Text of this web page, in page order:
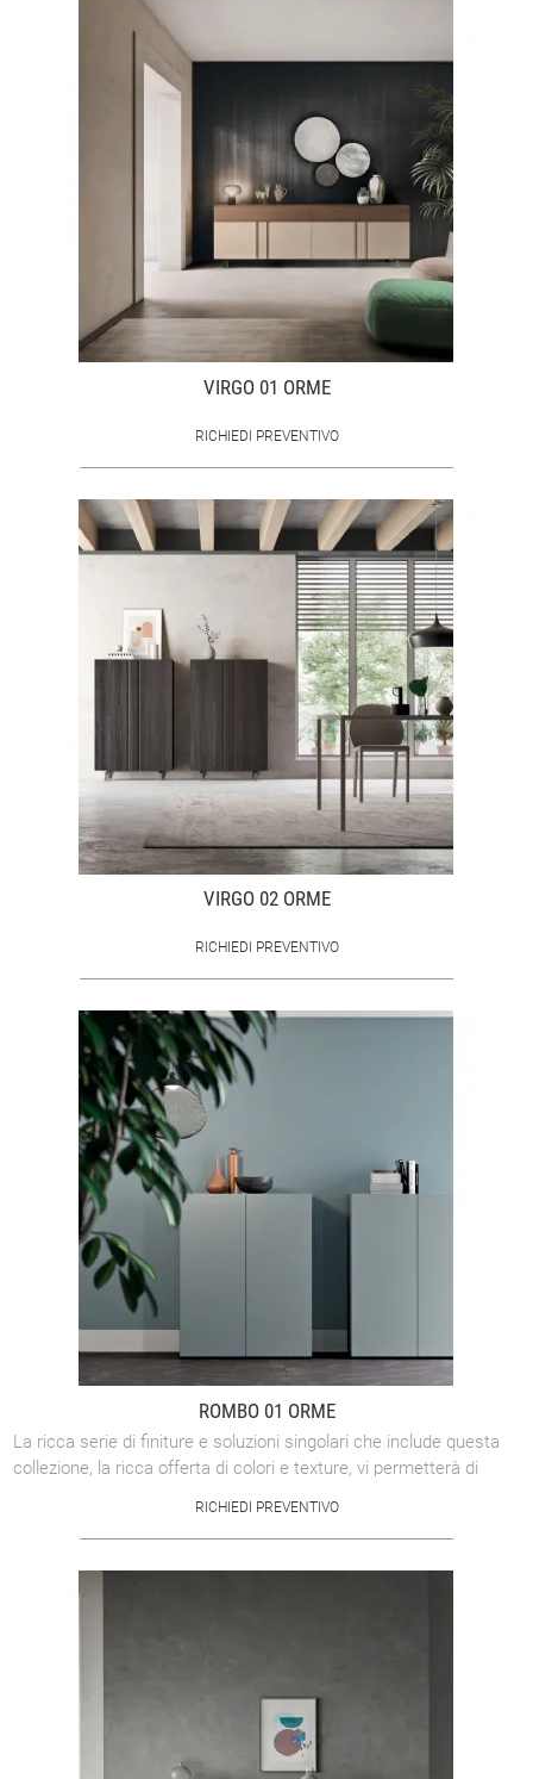
VIRGO 01 ORME
RICHIEDI PREVENTIVO
VIRGO 02 ORME
RICHIEDI PREVENTIVO
ROMBO 01 ORME
La ricca serie di finiture e soluzioni singolari che include questa
collezione, la ricca offerta di colori e texture, vi permetterà di
RICHIEDI PREVENTIVO